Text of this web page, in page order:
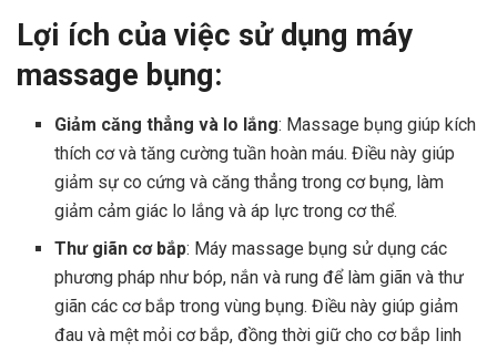
Lợi ích của việc sử dụng máy
massage bụng:
Giảm căng thẳng và lo lắng: Massage bụng giúp kích
thích cơ và tăng cường tuần hoàn máu. Điều này giúp
giảm sự co cứng và căng thẳng trong cơ bụng, làm
giảm cảm giác lo lắng và áp lực trong cơ thể.
Thư giãn cơ bắp: Máy massage bụng sử dụng các
phương pháp như bóp, nắn và rung để làm giãn và thư
giãn các cơ bắp trong vùng bụng. Điều này giúp giảm
đau và mệt mỏi cơ bắp, đồng thời giữ cho cơ bắp linh